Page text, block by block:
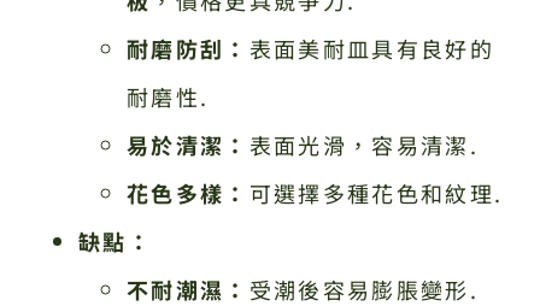
耐磨防刮： 表面美耐皿具有良好的
耐磨性.
易於清潔： 表面光滑，容易清潔.
花色多樣： 可選擇多種花色和紋理.
缺點：
不耐潮濕： 受潮後容易膨脹變形.